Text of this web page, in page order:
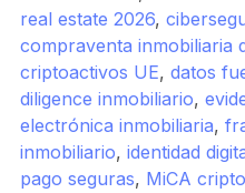
real estate 2026,
compraventa inmobiliaria
criptoactivos UE, datos
diligence inmobiliario,
electrónica inmobiliaria,
inmobiliario, identidad
pago seguras, MiCA